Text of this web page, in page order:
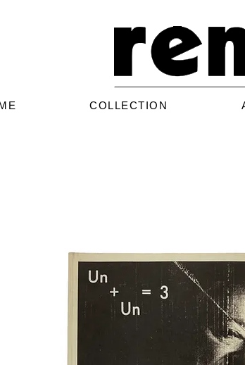
COLLECTION